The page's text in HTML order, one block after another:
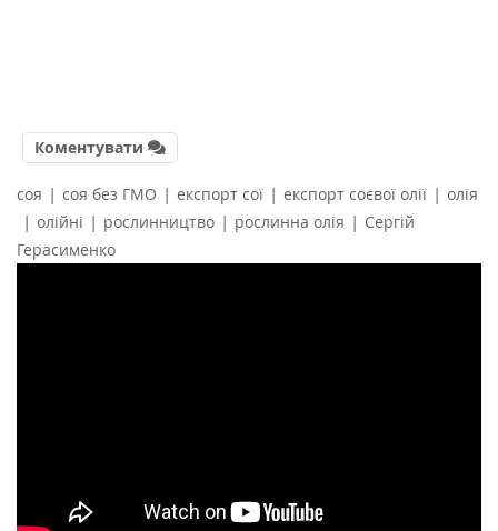
Коментувати
соя | соя без ГМО | експорт сої | експорт соєвої олії | олія
| олійні | рослинництво | рослинна олія | Сергій
Герасименко